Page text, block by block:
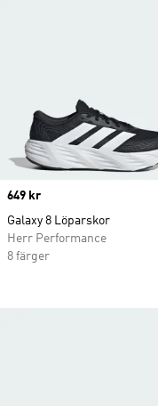
Price
649 kr
Galaxy 8 Löparskor
Herr Performance
8 färger